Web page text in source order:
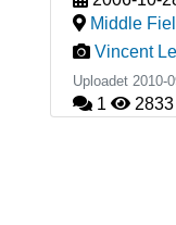
Middle
Vincent
Uploadet 2010-
1 2833